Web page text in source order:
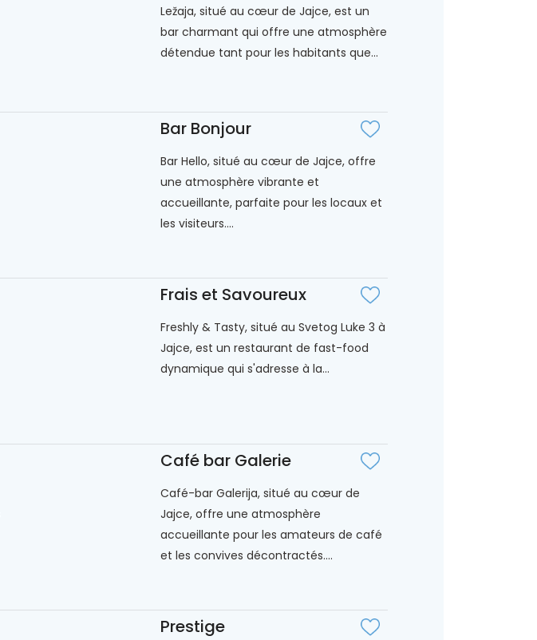
Ležaja, situé au cœur de Jajce, est un
bar charmant qui offre une atmosphère
détendue tant pour les habitants que...
Bar Bonjour
Bar Hello, situé au cœur de Jajce, offre
une atmosphère vibrante et
accueillante, parfaite pour les locaux et
les visiteurs....
Frais et Savoureux
Freshly & Tasty, situé au Svetog Luke 3 à
Jajce, est un restaurant de fast-food
dynamique qui s'adresse à la...
Café bar Galerie
Café-bar Galerija, situé au cœur de
Jajce, offre une atmosphère
accueillante pour les amateurs de café
et les convives décontractés....
Prestige